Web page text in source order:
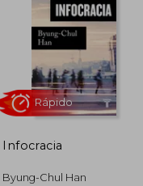
Infocracia
Byung-Chul Han